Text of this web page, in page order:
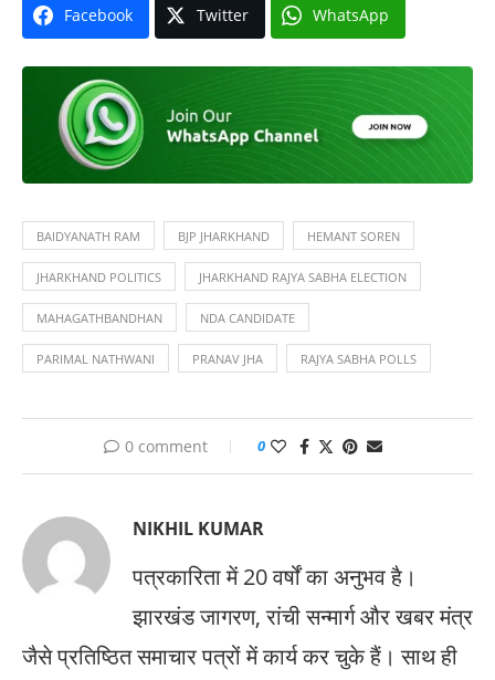
Facebook Twitter WhatsApp
BAIDYANATH RAM BJP JHARKHAND HEMANT SOREN
JHARKHAND POLITICS JHARKHAND RAJYA SABHA ELECTION
MAHAGATHBANDHAN NDA CANDIDATE
PARIMAL NATHWANI PRANAV JHA RAJYA SABHA POLLS
0 comment 0
NIKHIL KUMAR
पत्रकारिता में 20 वर्षों का अनुभव है।
झारखंड जागरण, रांची सन्मार्ग और खबर मंत्र
जैसे प्रतिष्ठित समाचार पत्रों में कार्य कर चुके हैं। साथ ही